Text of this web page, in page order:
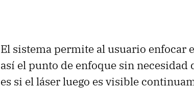
El sistema permite al usuario enfocar
así el punto de enfoque sin
es si el láser luego es visible